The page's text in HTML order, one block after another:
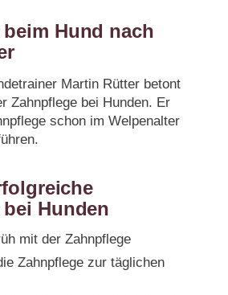
Hund nach
Martin Rütter betont
Zahnpflege bei Hunden. Er
schon im Welpenalter
Hunden
mit der Zahnpflege
Zahnpflege zur täglichen